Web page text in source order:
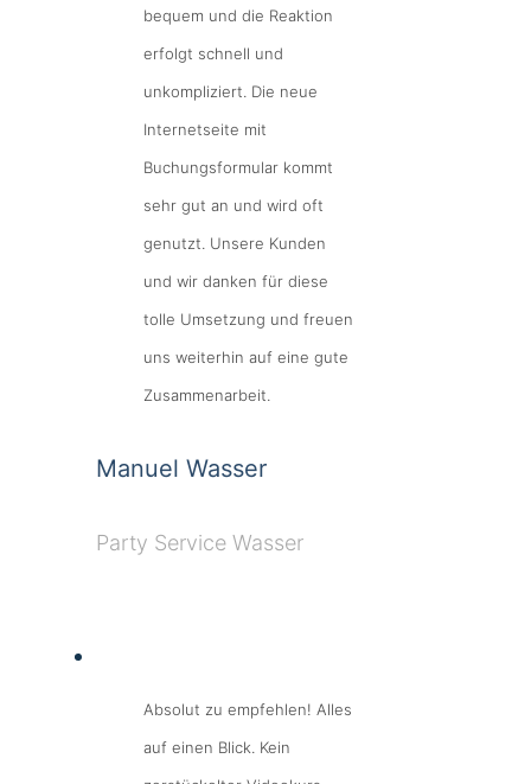
bequem und die Reaktion
erfolgt schnell und
unkompliziert. Die neue
Internetseite mit
Buchungsformular kommt
sehr gut an und wird oft
genutzt. Unsere Kunden
und wir danken für diese
tolle Umsetzung und freuen
uns weiterhin auf eine gute
Zusammenarbeit.
Manuel Wasser
Party Service Wasser
Absolut zu empfehlen! Alles
auf einen Blick. Kein